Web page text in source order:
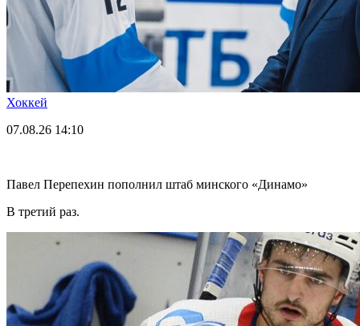
Хоккей
07.08.26 14:10
Павел Перепехин пополнил штаб минского «Динамо»
В третий раз.